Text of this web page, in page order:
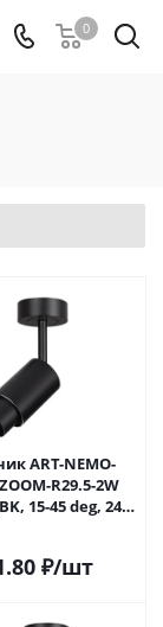
0
ART-NEMO-
R29.5-2W
15-45 deg, 24V)
₽/шт